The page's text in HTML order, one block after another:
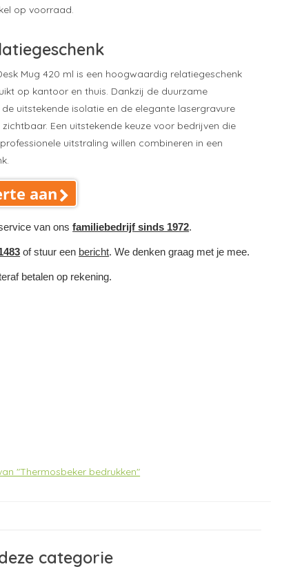
op voorraad.
Mug 420 ml is een hoogwaardig relatiegeschenk
op kantoor en thuis. Dankzij de duurzame
uitstekende isolatie en de elegante lasergravure
Een uitstekende keuze voor bedrijven die
uitstraling willen combineren in een
aan
van onsfamiliebedrijf sinds 1972.
of stuur een bericht. We denken graag met je mee.
betalen op rekening.
"Thermosbeker bedrukken"
categorie